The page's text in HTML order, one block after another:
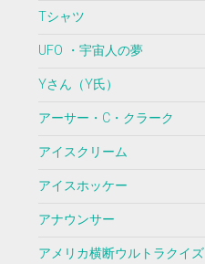
Tシャツ
UFO ・宇宙人の夢
Yさん（Y氏）
アーサー・C・クラーク
アイスクリーム
アイスホッケー
アナウンサー
アメリカ横断ウルトラクイズ